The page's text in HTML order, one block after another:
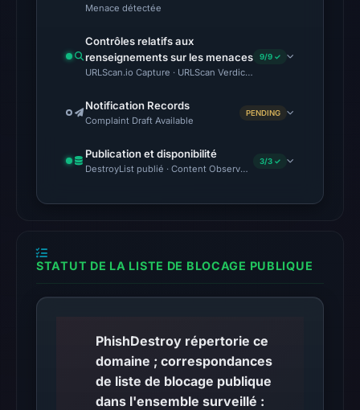
No
external
blocklist
matches
were
in
snapshot
6,
2026
at
UTC.
Google
Safe
Browsing
Menace détectée
Contrôles relatifs aux
renseignements sur les menaces
URLScan.io Capture · URLScan Verdict · Cloudflare Radar
9/9 ✓
Notification Records
Complaint Draft Available
PENDING
Publication et disponibilité
DestroyList publié · Content Observed Unavailable · Délai
3/3 ✓
STATUT DE LA LISTE DE BLOCAGE PUBLIQUE
PhishDestroy répertorie ce
domaine ; correspondances
de liste de blocage publique
dans l'ensemble surveillé :